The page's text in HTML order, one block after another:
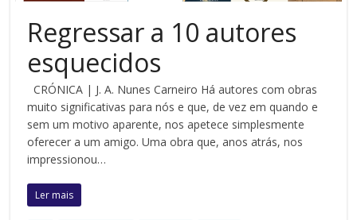
Regressar a 10 autores
esquecidos
CRÓNICA | J. A. Nunes Carneiro Há autores com obras
muito significativas para nós e que, de vez em quando e
sem um motivo aparente, nos apetece simplesmente
oferecer a um amigo. Uma obra que, anos atrás, nos
impressionou…
Ler mais